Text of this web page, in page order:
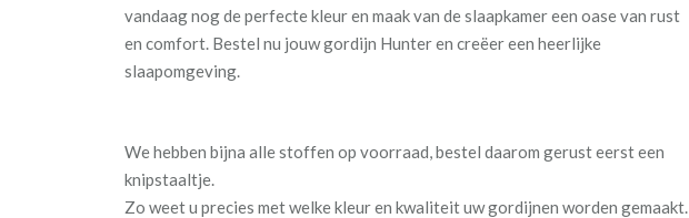
vandaag nog de perfecte kleur en maak van de slaapkamer een oase van rust
en comfort. Bestel nu jouw gordijn Hunter en creëer een heerlijke
slaapomgeving.
We hebben bijna alle stoffen op voorraad, bestel daarom gerust eerst een
knipstaaltje.
Zo weet u precies met welke kleur en kwaliteit uw gordijnen worden gemaakt.